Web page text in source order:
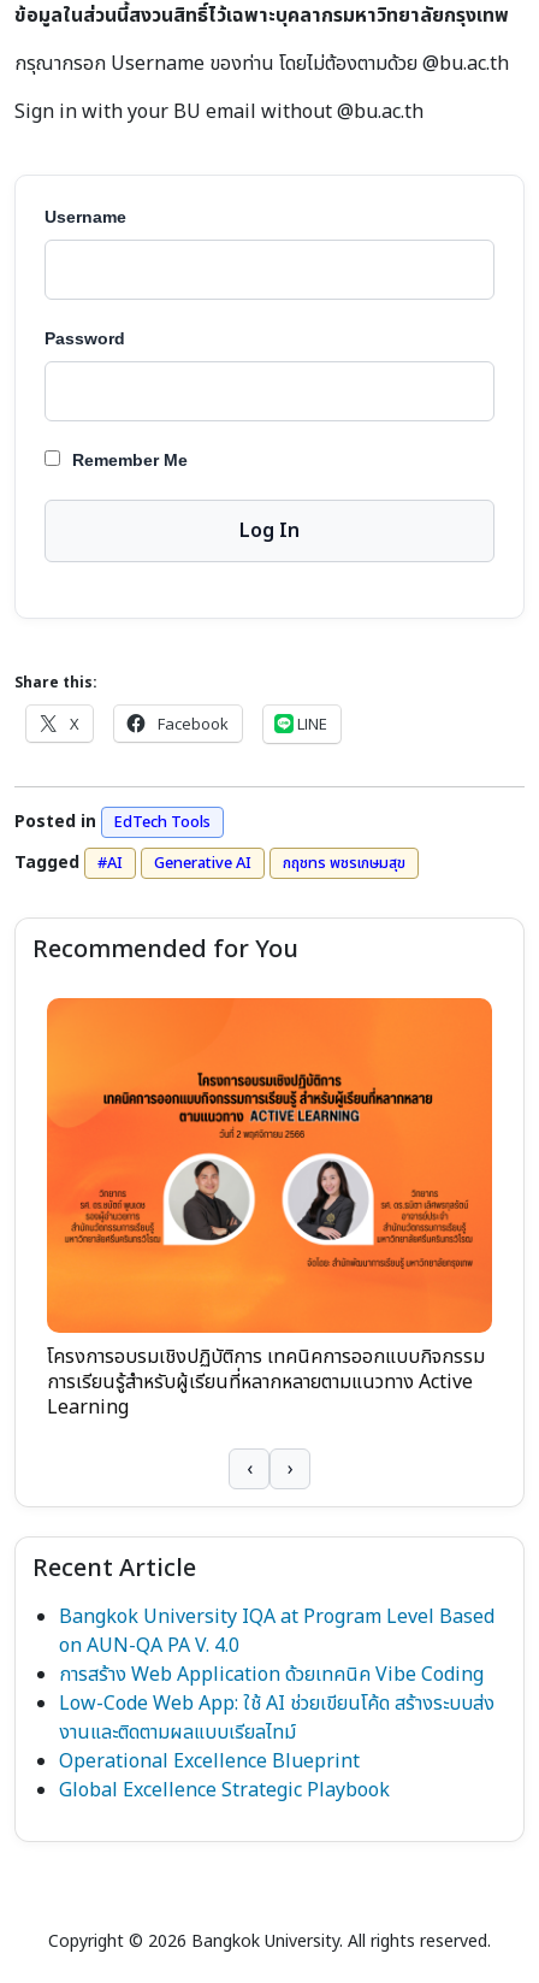
ข้อมูลในส่วนนี้สงวนสิทธิ์ไว้เฉพาะบุคลากรมหาวิทยาลัยกรุงเทพ
กรุณากรอก Username ของท่าน โดยไม่ต้องตามด้วย @bu.ac.th
Sign in with your BU email without @bu.ac.th
Username
Password
Remember Me
Share this:
X
Facebook LINE
Posted in EdTech Tools
Tagged #AI Generative AI กฤชทร พชรเกษมสุข
Recommended for You
โครงการอบรมเชิงปฏิบัติการ เทคนิคการออกแบบกิจกรรม
การเรียนรู้สำหรับผู้เรียนที่หลากหลายตามแนวทาง Active
Learning
‹ ›
Recent Article
Bangkok University IQA at Program Level Based
on AUN-QA PA V. 4.0
การสร้าง Web Application ด้วยเทคนิค Vibe Coding
Low-Code Web App: ใช้ AI ช่วยเขียนโค้ด สร้างระบบส่ง
งานและติดตามผลแบบเรียลไทม์
Operational Excellence Blueprint
Global Excellence Strategic Playbook
Copyright © 2026 Bangkok University. All rights reserved.